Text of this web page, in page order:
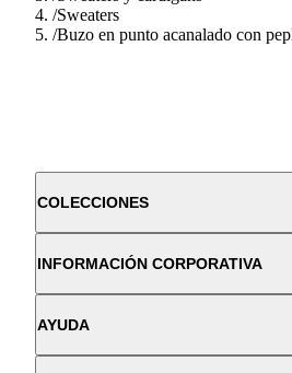
/Sweaters
/Buzo en punto acanalado con
COLECCIONES
INFORMACIÓN CORPORATIVA
AYUDA